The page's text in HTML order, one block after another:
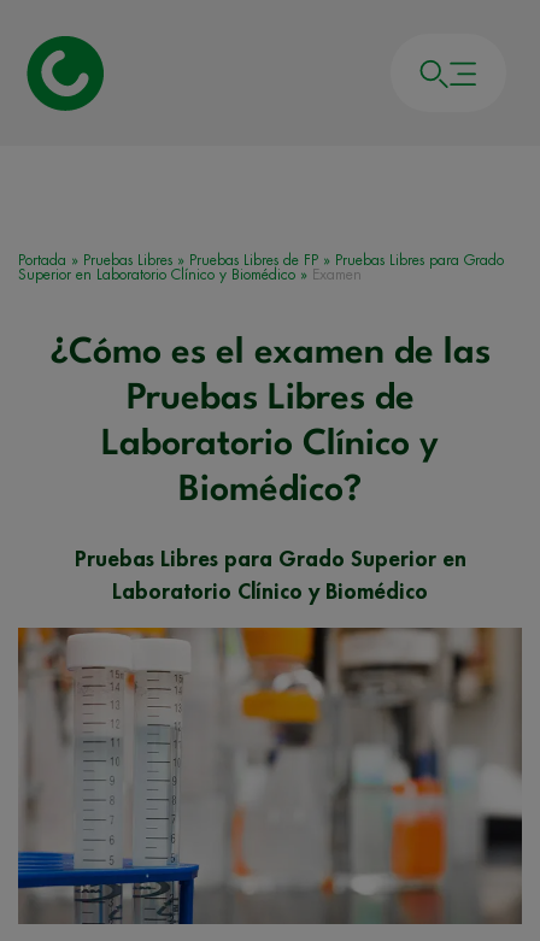
Portada » Pruebas Libres » Pruebas Libres de FP » Pruebas Libres para Grado
Superior en Laboratorio Clínico y Biomédico » Examen
¿Cómo es el examen de las
Pruebas Libres de
Laboratorio Clínico y
Biomédico?
Pruebas Libres para Grado Superior en
Laboratorio Clínico y Biomédico